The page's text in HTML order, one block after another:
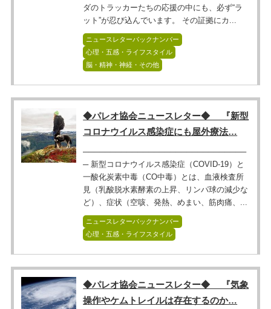
ダのトラッカーたちの応援の中にも、必ず“ラ
ット”が忍び込んでいます。 その証拠にカ...
ニュースレターバックナンバー
心理・五感・ライフスタイル
脳・精神・神経・その他
◆パレオ協会ニュースレター◆ 『新型
コロナウイルス感染症にも屋外療法…
──────────────────────────────
─ 新型コロナウイルス感染症（COVID-19）と
一酸化炭素中毒（CO中毒）とは、血液検査所
見（乳酸脱水素酵素の上昇、リンパ球の減少な
ど）、症状（空咳、発熱、めまい、筋肉痛、...
ニュースレターバックナンバー
心理・五感・ライフスタイル
◆パレオ協会ニュースレター◆ 『気象
操作やケムトレイルは存在するのか…